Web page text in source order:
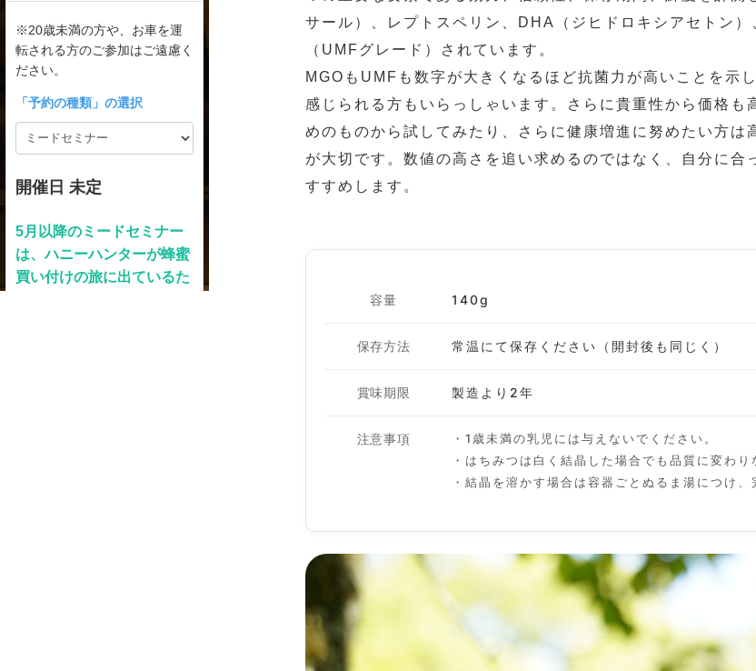
サール）、レプトスペリン、DHA（ジヒドロキシアセトン
（UMFグレード）されています。
MGOもUMFも数字が大きくなるほど抗菌力が高いことを示
感じられる方もいらっしゃいます。さらに貴重性から価格
めのものから試してみたり、さらに健康増進に努めたい方
が大切です。数値の高さを追い求めるのではなく、自分に
すすめします。
容量 140g
保存方法 常温にて保存ください（開封後も同じく）
賞味期限 製造より2年
注意事項
・1歳未満の乳児には与えないでください。
・はちみつは白く結晶した場合でも品質に変わり
・結晶を溶かす場合は容器ごとぬるま湯につけ